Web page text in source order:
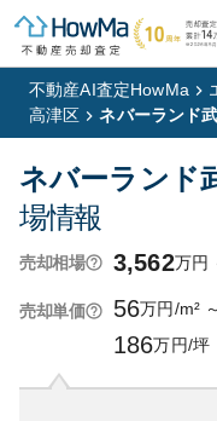
不動産AI査定HowMa
高津区
ネバーランド
ネバーランド
場情報
売却相場 3,562万円
売却単価 56万円/m² ～
186万円/坪